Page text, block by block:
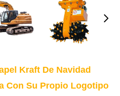
Kraft De Navidad
Con Su Propio Logotipo